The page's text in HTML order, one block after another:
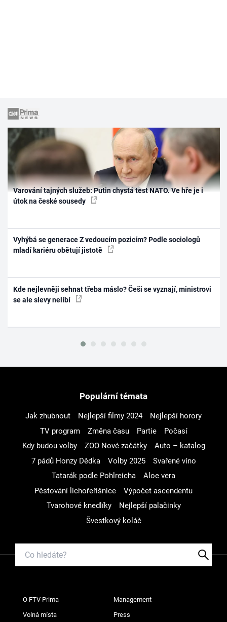
Varování tajných služeb: Putin chystá test NATO. Ve hře je i
útok na české sousedy
Vyhýbá se generace Z vedoucím pozicím? Podle sociologů
mladí kariéru obětují jistotě
Kde nejlevněji sehnat třeba máslo? Češi se vyznají, ministrovi
se ale slevy nelíbí
Populární témata
Jak zhubnout Nejlepší filmy 2024
Nejlepší horory
TV program
Změna času Partie
Počasí
Kdy budou volby
ZOO Nové začátky
Auto – katalog
7 pádů Honzy Dědka
Volby 2025
Svařené víno
Tatarák podle Pohlreicha
Aloe vera
Pěstování lichořeřišnice
Výpočet ascendentu
Tvarohové knedlíky
Nejlepší palačinky
Švestkový koláč
O FTV Prima Management
Volná místa Press